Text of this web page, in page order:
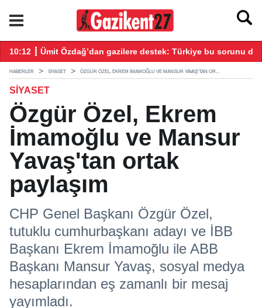
10:12 ┋ Ümit Özdağ’dan gazilere destek: Türkiye bu sorunu
HABERLER SIYASET ÖZGÜR ÖZEL, EKREM İMAMOĞLU VE MANSUR YAVAŞ'TAN OR...
SIYASET
Özgür Özel, Ekrem
İmamoğlu ve Mansur
Yavaş'tan ortak
paylaşım
CHP Genel Başkanı Özgür Özel,
tutuklu cumhurbaşkanı adayı ve İBB
Başkanı Ekrem İmamoğlu ile ABB
Başkanı Mansur Yavaş, sosyal medya
hesaplarından eş zamanlı bir mesaj
yayımladı.